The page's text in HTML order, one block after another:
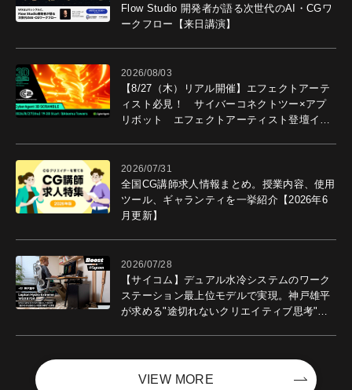
Flow Studio 開発者が語る次世代のAI・CGワ
ークフロー【来日講演】
2026/08/03
【8/27（木）リアル開催】エフェクトアーテ
ィスト必見！ サイバーコネクトツー×アプ
リボット エフェクトアーティスト登壇イベ
2026/07/31
全国CG講師求人情報まとめ。授業内容、使用
ツール、ギャランティを一挙紹介【2026年6
月更新】
2026/07/28
【サイコム】デュアル水冷システムのワーク
ステーション最上位モデルで実現。神戸雄平
が求める"途切れないクリエイティブ思考"｜
VIEW MORE